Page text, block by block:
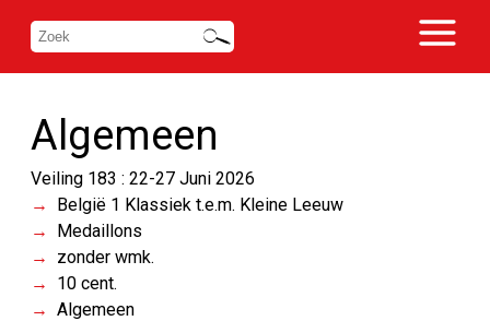
Algemeen
Veiling 183 : 22-27 Juni 2026
België 1 Klassiek t.e.m. Kleine Leeuw
Medaillons
zonder wmk.
10 cent.
Algemeen